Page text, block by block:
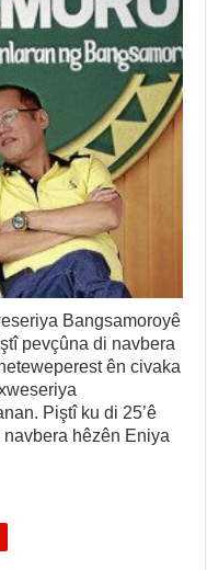
Bangsamoroyê
pevçûna di navbera
ên civaka
Piştî ku di 25’ê
hêzên Eniya